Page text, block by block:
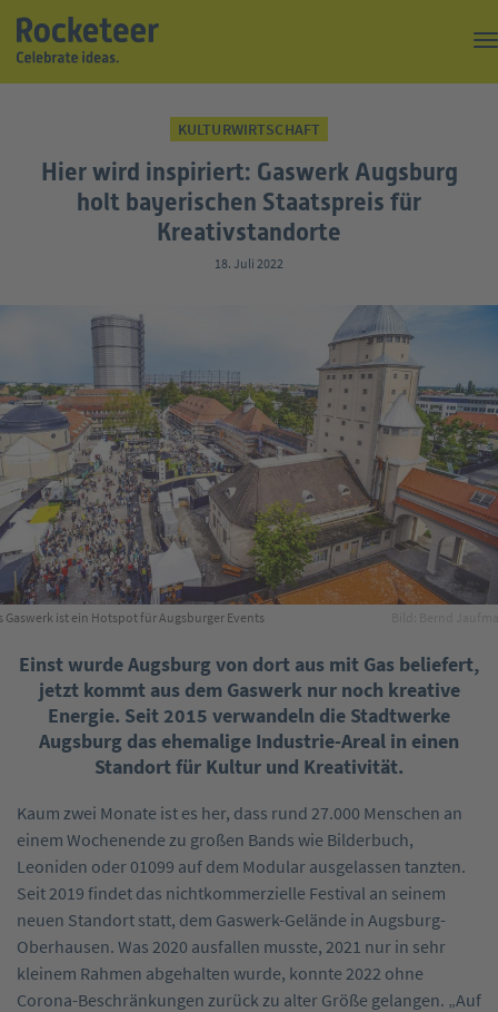
Kontakt
KULTURWIRTSCHAFT
Hier wird inspiriert: Gaswerk Augsburg
holt bayerischen Staatspreis für
Kreativstandorte
18. Juli 2022
Gaswerk ist ein Hotspot für Augsburger Events
Einst wurde Augsburg von dort aus mit Gas beliefert,
jetzt kommt aus dem Gaswerk nur noch kreative
Energie. Seit 2015 verwandeln die Stadtwerke
Augsburg das ehemalige Industrie-Areal in einen
Standort für Kultur und Kreativität.
Kaum zwei Monate ist es her, dass rund 27.000 Menschen an
einem Wochenende zu großen Bands wie Bilderbuch,
Leoniden oder 01099 auf dem Modular ausgelassen tanzten.
Seit 2019 findet das nichtkommerzielle Festival an seinem
neuen Standort statt, dem Gaswerk-Gelände in Augsburg-
Oberhausen. Was 2020 ausfallen musste, 2021 nur in sehr
kleinem Rahmen abgehalten wurde, konnte 2022 ohne
Corona-Beschränkungen zurück zu alter Größe gelangen. „Auf